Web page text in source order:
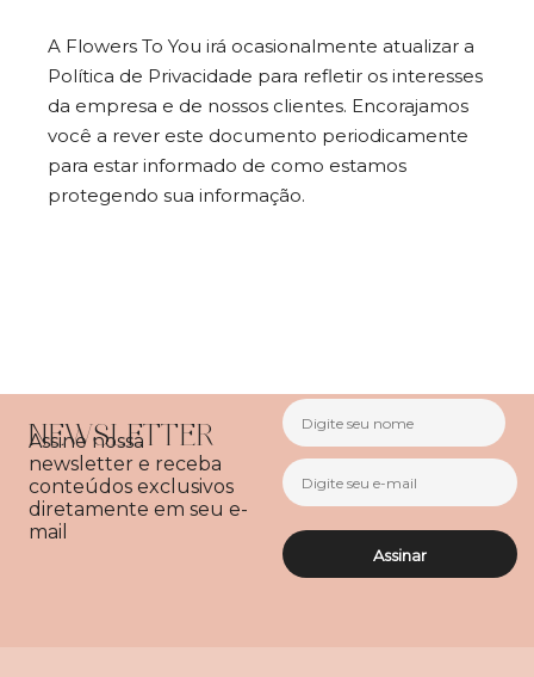
A Flowers To You irá ocasionalmente atualizar a
Política de Privacidade para refletir os interesses
da empresa e de nossos clientes. Encorajamos
você a rever este documento periodicamente
para estar informado de como estamos
protegendo sua informação.
NEWSLETTER
Assine nossa
newsletter e receba
conteúdos exclusivos
diretamente em seu e-
mail